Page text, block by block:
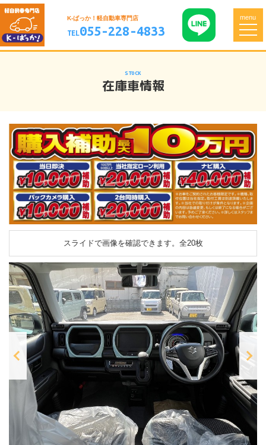
K-ばっか！軽自動車専門店
TEL055-228-4833
menu
STOCK
在庫車情報
スライドで画像を確認できます。 全20枚